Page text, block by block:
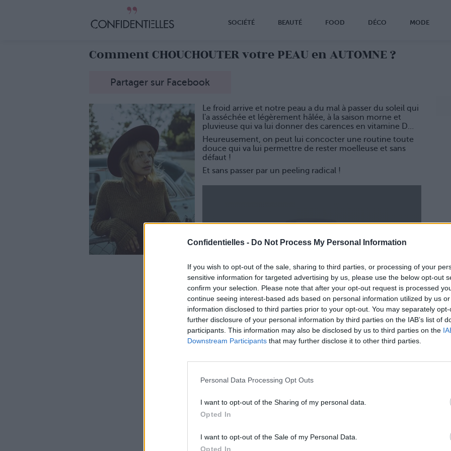
Confidentielles - Do Not Process My Personal Information
If you wish to opt-out of the sale, sharing to third parties, or processing of your
sensitive information for targeted advertising by us, please use the below opt-out
confirm your selection. Please note that after your opt-out request is processed
continue seeing interest-based ads based on personal information utilized by us
information disclosed to third parties prior to your opt-out. You may separately
further disclosure of your personal information by third parties on the IAB’s list of
participants. This information may also be disclosed by us to third parties on the
Downstream Participants that may further disclose it to other third parties.
Personal Data Processing Opt Outs
I want to opt-out of the Sharing of my personal data.
Opted In
I want to opt-out of the Sale of my Personal Data.
Opted In
SOCIÉTÉ BEAUTÉ FOOD DÉCO MODE
Comment CHOUCHOUTER votre PEAU en AUTOMNE ?
Partager sur Facebook
Le froid arrive et notre peau a du mal à passer du soleil qui
l'a asséchée et légèrement hâlée, à la saison morne et
pluvieuse qui va lui donner des carences en vitamine D…
Heureusement, on peut lui concocter une routine toute
douce qui va lui permettre de rester moelleuse et sans
défaut !
Et sans passer par un peeling radical !
Lancer le diaporama
1.
Le nettoyant doux et apaisant